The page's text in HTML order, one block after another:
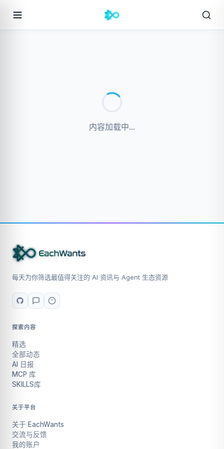
内容加载中...
每天为你筛选最值得关注的 AI 资讯与 Agent 生态资源
探索内容
精选
全部动态
AI 日报
MCP 库
SKILLS库
关于平台
关于 EachWants
交流与反馈
我的账户